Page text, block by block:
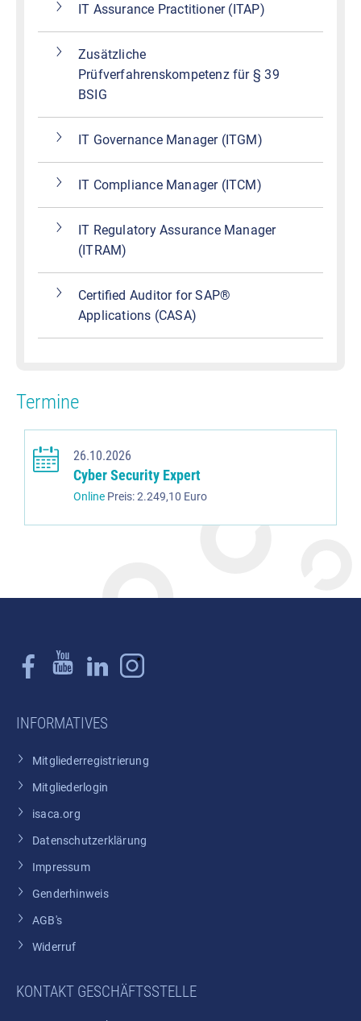
IT Assurance Practitioner (ITAP)
Zusätzliche
Prüfverfahrenskompetenz für § 39
BSIG
IT Governance Manager (ITGM)
IT Compliance Manager (ITCM)
IT Regulatory Assurance Manager
(ITRAM)
Certified Auditor for SAP®
Applications (CASA)
Termine
26.10.2026
Cyber Security Expert
Online Preis: 2.249,10 Euro
INFORMATIVES
Mitgliederregistrierung
Mitgliederlogin
isaca.org
Datenschutzerklärung
Impressum
Genderhinweis
AGB's
Widerruf
KONTAKT GESCHÄFTSSTELLE